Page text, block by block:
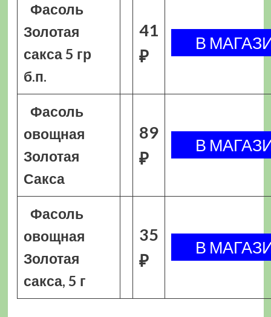
Фасоль
Золотая
сакса 5 гр
б.п.
41
₽
Фасоль
овощная
Золотая
Сакса
89
₽
Фасоль
овощная
Золотая
сакса, 5 г
35
₽